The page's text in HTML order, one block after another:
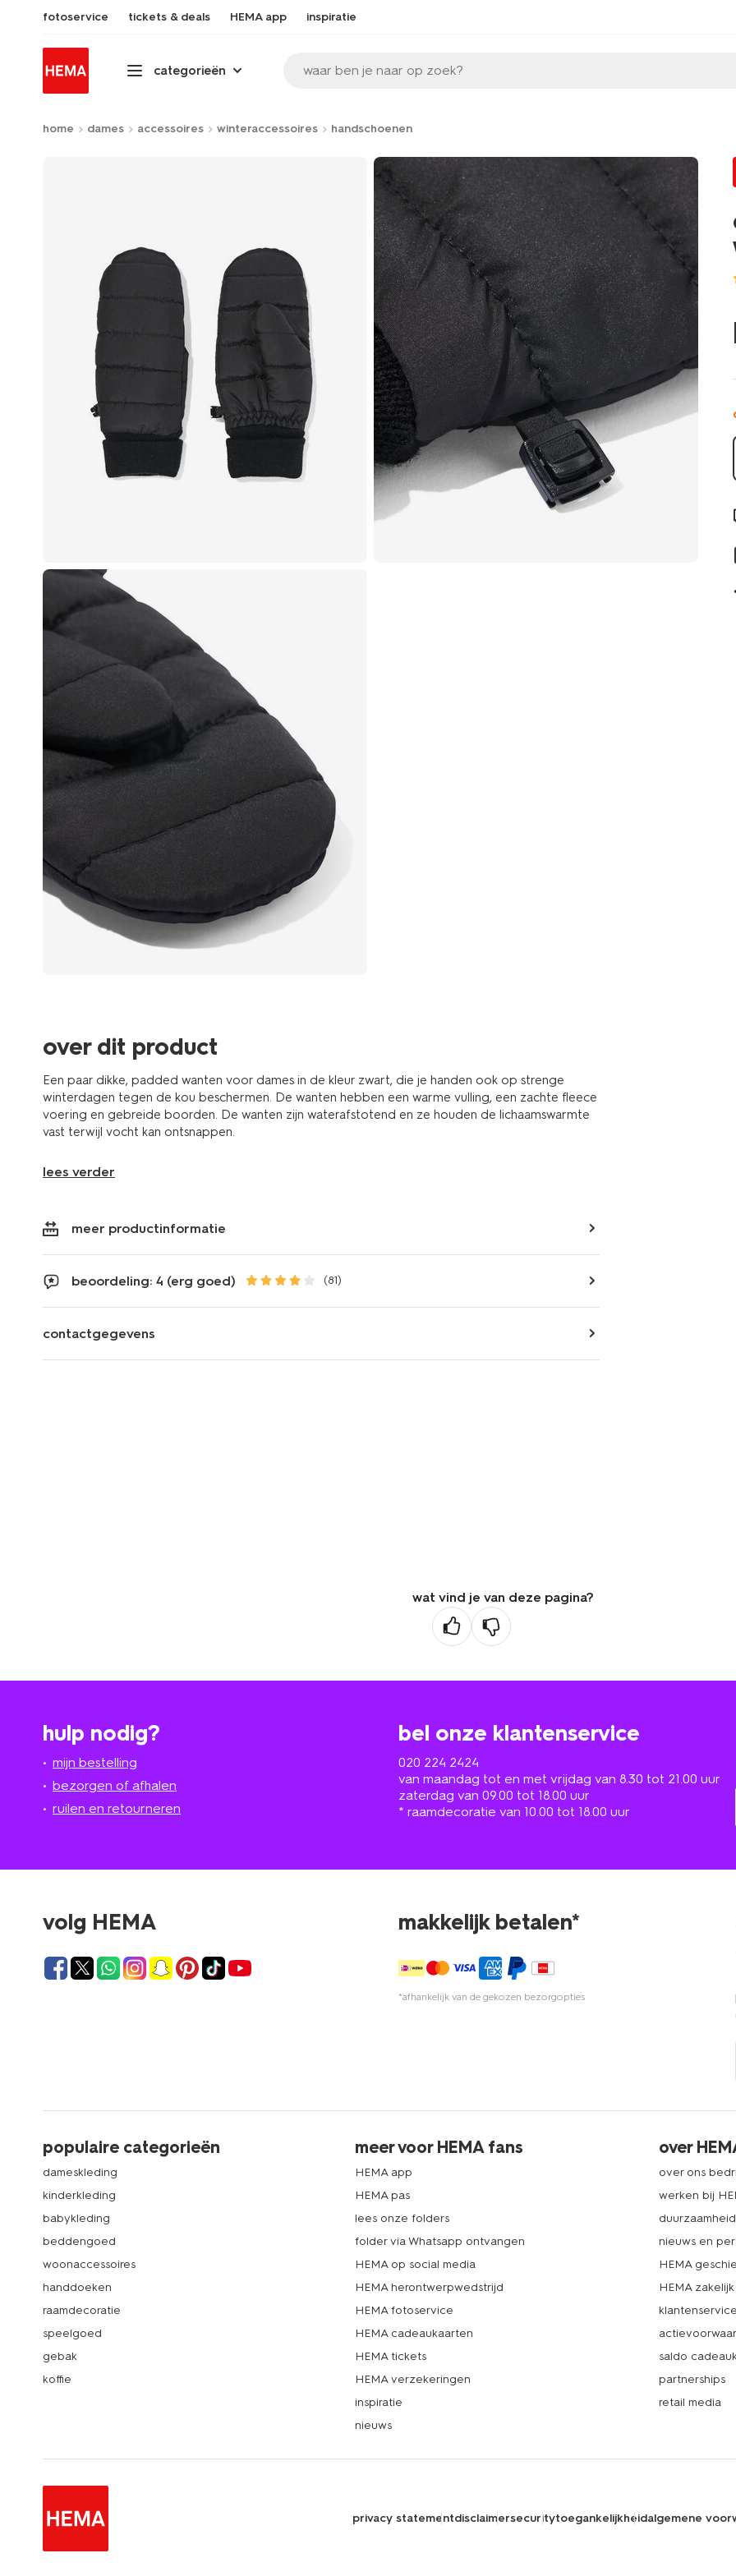
fotoservice tickets & deals HEMA app inspiratie
categorieën waar ben je naar op zoek?
home dames accessoires winteraccessoires handschoenen
over dit product
Een paar dikke, padded wanten voor dames in de kleur zwart, die je handen ook op strenge
winterdagen tegen de kou beschermen. De wanten hebben een warme vulling, een zachte fleece
voering en gebreide boorden. De wanten zijn waterafstotend en ze houden de lichaamswarmte
vast terwijl vocht kan ontsnappen.
lees verder
meer productinformatie
beoordeling: 4 (erg goed) (81)
contactgegevens
wat vind je van deze pagina?
hulp nodig?
mijn bestelling
bezorgen of afhalen
ruilen en retourneren
bel onze klantenservice
020 224 2424
van maandag tot en met vrijdag van 8.30 tot 21.00 uur
zaterdag van 09.00 tot 18.00 uur
* raamdecoratie van 10.00 tot 18.00 uur
volg HEMA makkelijk betalen*
*afhankelijk van de gekozen bezorgopties
populaire categorieën
dameskleding
kinderkleding
babykleding
beddengoed
woonaccessoires
handdoeken
raamdecoratie
speelgoed
gebak
koffie
meer voor HEMA fans
HEMA app
HEMA pas
lees onze folders
folder via Whatsapp ontvangen
HEMA op social media
HEMA herontwerpwedstrijd
HEMA fotoservice
HEMA cadeaukaarten
HEMA tickets
HEMA verzekeringen
inspiratie
nieuws
over
over ons
werken bij
duurzaamheid
nieuws en
HEMA
HEMA zakelijk
klantenservice
saldo
partnerships
retail media
privacy statementdisclaimersecuritytoegankelijkheidalgemene